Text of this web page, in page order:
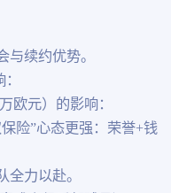
续约优势。
欧元）的影响：
险”心态更强：荣誉+钱
力以赴。